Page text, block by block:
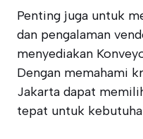
Penting juga untuk
dan pengalaman
menyediakan
Dengan memahami
Jakarta dapat
tepat untuk